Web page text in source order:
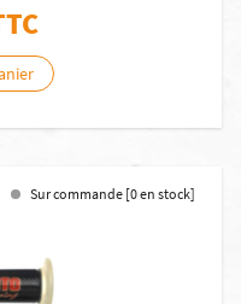
Sur commande [0 en stock]